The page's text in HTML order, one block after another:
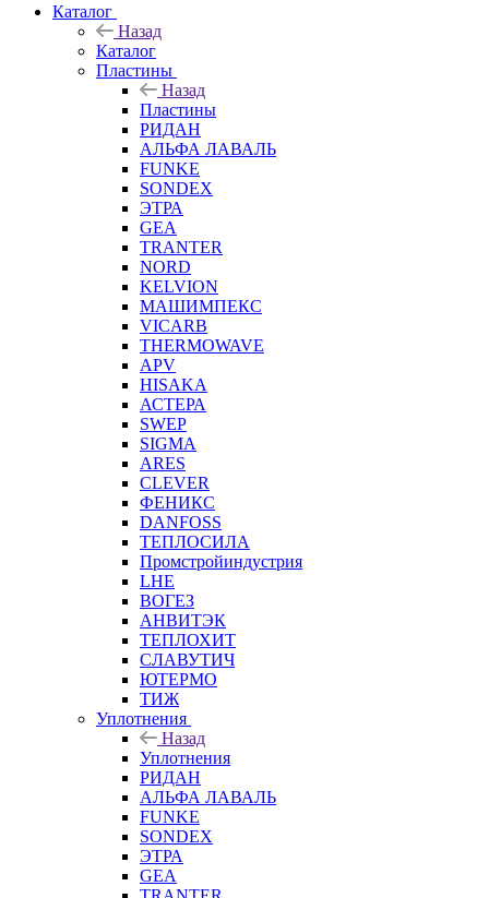
Каталог
Назад
Каталог
Пластины
Назад
Пластины
РИДАН
АЛЬФА ЛАВАЛЬ
FUNKE
SONDEX
ЭТРА
GEA
TRANTER
NORD
KELVION
МАШИМПЕКС
VICARB
THERMOWAVE
APV
HISAKA
АСТЕРА
SWEP
SIGMA
ARES
CLEVER
ФЕНИКС
DANFOSS
ТЕПЛОСИЛА
Промстройиндустрия
LHE
ВОГЕЗ
АНВИТЭК
ТЕПЛОХИТ
СЛАВУТИЧ
ЮТЕРМО
ТИЖ
Уплотнения
Назад
Уплотнения
РИДАН
АЛЬФА ЛАВАЛЬ
FUNKE
SONDEX
ЭТРА
GEA